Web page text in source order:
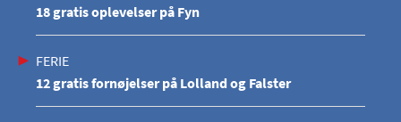
18 gratis oplevelser på Fyn
FERIE
12 gratis fornøjelser på Lolland og Falster